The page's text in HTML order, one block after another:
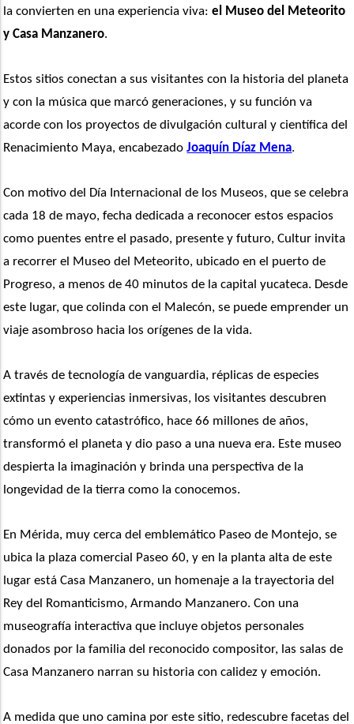
la convierten en una experiencia viva: el Museo del Meteorito
y Casa Manzanero.
Estos sitios conectan a sus visitantes con la historia del planeta
y con la música que marcó generaciones, y su función va
acorde con los proyectos de divulgación cultural y científica del
Renacimiento Maya, encabezado Joaquín Díaz Mena.
Con motivo del Día Internacional de los Museos, que se celebra
cada 18 de mayo, fecha dedicada a reconocer estos espacios
como puentes entre el pasado, presente y futuro, Cultur invita
a recorrer el Museo del Meteorito, ubicado en el puerto de
Progreso, a menos de 40 minutos de la capital yucateca. Desde
este lugar, que colinda con el Malecón, se puede emprender un
viaje asombroso hacia los orígenes de la vida.
A través de tecnología de vanguardia, réplicas de especies
extintas y experiencias inmersivas, los visitantes descubren
cómo un evento catastrófico, hace 66 millones de años,
transformó el planeta y dio paso a una nueva era. Este museo
despierta la imaginación y brinda una perspectiva de la
longevidad de la tierra como la conocemos.
En Mérida, muy cerca del emblemático Paseo de Montejo, se
ubica la plaza comercial Paseo 60, y en la planta alta de este
lugar está Casa Manzanero, un homenaje a la trayectoria del
Rey del Romanticismo, Armando Manzanero. Con una
museografía interactiva que incluye objetos personales
donados por la familia del reconocido compositor, las salas de
Casa Manzanero narran su historia con calidez y emoción.
A medida que uno camina por este sitio, redescubre facetas del